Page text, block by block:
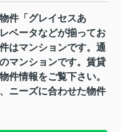
件「グレイセスあ
ベータなどが揃ってお
はマンションです。通
マンションです。賃貸
件情報をご覧下さい。
ニーズに合わせた物件